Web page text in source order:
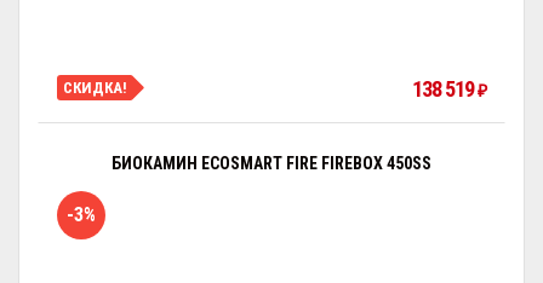
СКИДКА! 138 519 ₽
БИОКАМИН ECOSMART FIRE FIREBOX 450SS
-3%